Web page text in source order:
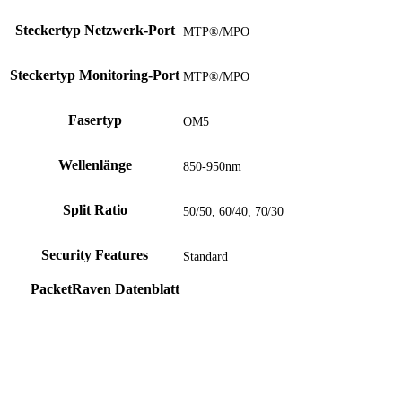
Steckertyp Netzwerk-Port MTP®/MPO
Steckertyp Monitoring-Port MTP®/MPO
Fasertyp OM5
Wellenlänge 850-950nm
Split Ratio 50/50, 60/40, 70/30
Security Features Standard
PacketRaven Datenblatt